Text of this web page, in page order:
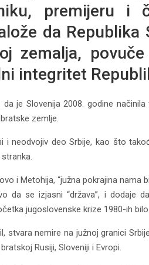
premijeru i
da Republika
zemalja,
integritet
je Slovenija 2008. godine
zemlje.
i neodvojiv deo Srbije, kao što
i Metohija, “južna pokrajina nama
da se izjasni “država”, i dodaje
jugoslovenske krize 1980-ih
stvara nemire na južnoj granici
Rusiji, Sloveniji i Evropi.